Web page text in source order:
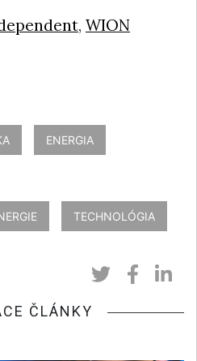
, WION
ENERGIA
TECHNOLÓGIA
ČLÁNKY